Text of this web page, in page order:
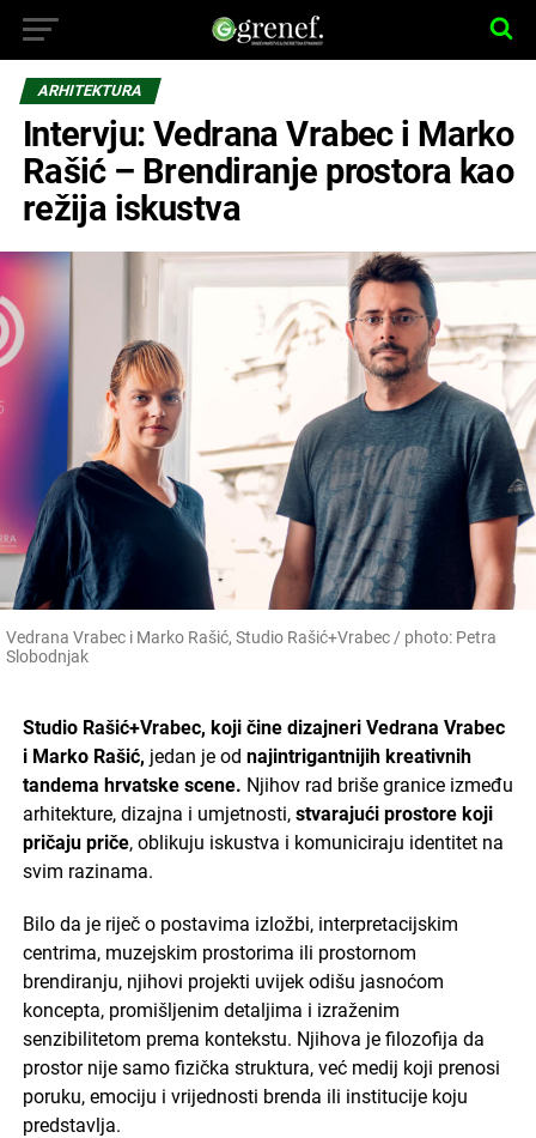
ARHITEKTURA
Intervju: Vedrana Vrabec i Marko
Rašić – Brendiranje prostora kao
režija iskustva
Vedrana Vrabec i Marko Rašić, Studio Rašić+Vrabec / photo: Petra
Slobodnjak
Studio Rašić+Vrabec, koji čine dizajneri Vedrana Vrabec
i Marko Rašić, jedan je od najintrigantnijih kreativnih
tandema hrvatske scene. Njihov rad briše granice između
arhitekture, dizajna i umjetnosti, stvarajući prostore koji
pričaju priče, oblikuju iskustva i komuniciraju identitet na
svim razinama.
Bilo da je riječ o postavima izložbi, interpretacijskim
centrima, muzejskim prostorima ili prostornom
brendiranju, njihovi projekti uvijek odišu jasnoćom
koncepta, promišljenim detaljima i izraženim
senzibilitetom prema kontekstu. Njihova je filozofija da
prostor nije samo fizička struktura, već medij koji prenosi
poruku, emociju i vrijednosti brenda ili institucije koju
predstavlja.